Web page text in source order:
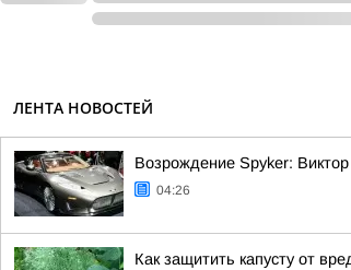
ЛЕНТА НОВОСТЕЙ
Возрождение Spyker:
04:26
Как защитить капусту от